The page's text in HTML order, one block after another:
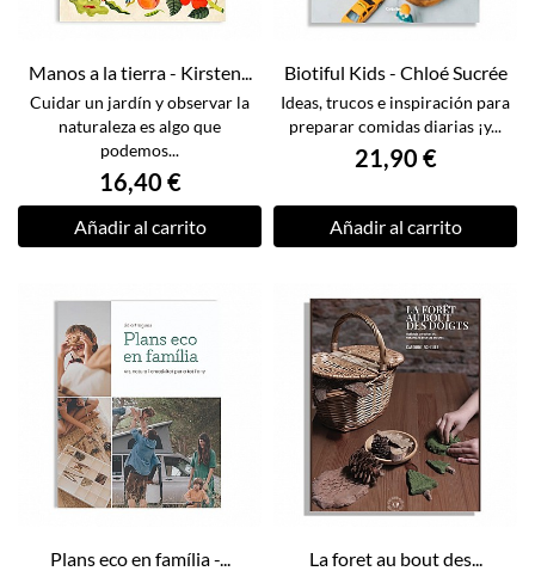
Manos a la tierra - Kirsten...
Cuidar un jardín y observar la
naturaleza es algo que
podemos...
16,40 €
Añadir al carrito
Biotiful Kids - Chloé Sucrée
Ideas, trucos e inspiración para
preparar comidas diarias ¡y...
21,90 €
Añadir al carrito
Plans eco en família -... La foret au bout des...